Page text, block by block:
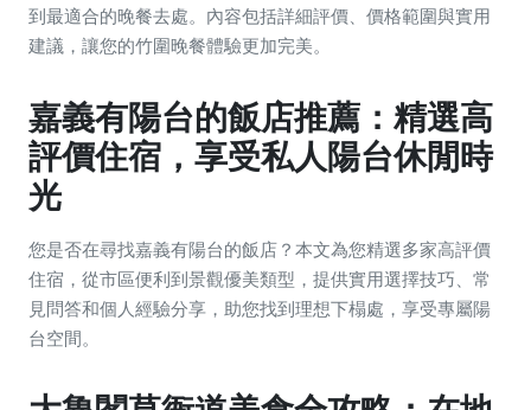
到最適合的晚餐去處。內容包括詳細評價、價格範圍與實用
建議，讓您的竹圍晚餐體驗更加完美。
嘉義有陽台的飯店推薦：精選高
評價住宿，享受私人陽台休閒時
光
您是否在尋找嘉義有陽台的飯店？本文為您精選多家高評價
住宿，從市區便利到景觀優美類型，提供實用選擇技巧、常
見問答和個人經驗分享，助您找到理想下榻處，享受專屬陽
台空間。